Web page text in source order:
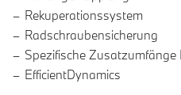
Rekuperationssystem
Radschraubensicherung
Spezifische Zusatzumfänge
EfficientDynamics